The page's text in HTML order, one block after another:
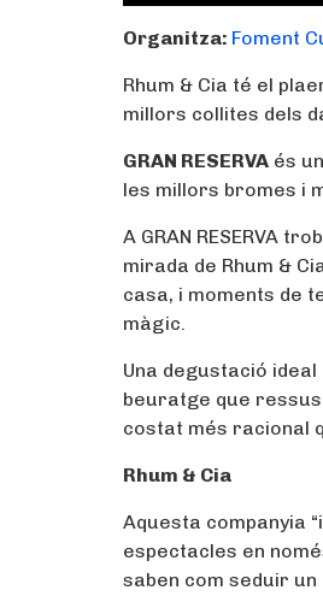
Organitza: Foment
Rhum & Cia té el
millors collites dels
GRAN RESERVA és
les millors bromes i
A GRAN RESERVA
mirada de Rhum &
casa, i moments de
màgic.
Una degustació
beuratge que
costat més racional
Rhum & Cia
Aquesta companyia
espectacles en
saben com seduir